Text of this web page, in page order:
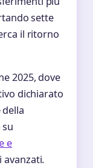
sette
il ritorno
2025, dove
dichiarato
e